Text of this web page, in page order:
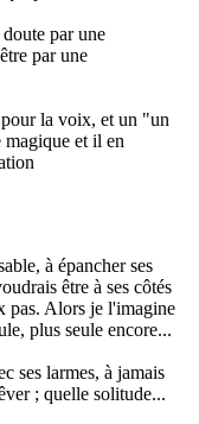
par une
par une
la voix, et un "un
et il en
à épancher ses
être à ses côtés
pas. Alors je l'imagine
plus seule encore...
ses larmes, à jamais
; quelle solitude...